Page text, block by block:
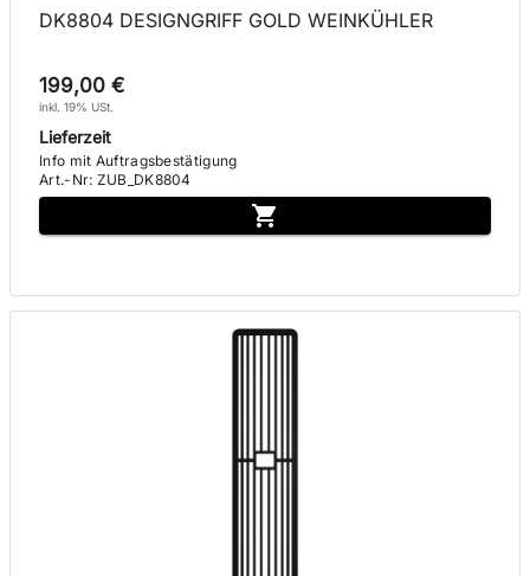
DK8804 DESIGNGRIFF GOLD WEINKÜHLER
199,00 €
inkl. 19% USt.
Lieferzeit
Info mit Auftragsbestätigung
Art.-Nr: ZUB_DK8804